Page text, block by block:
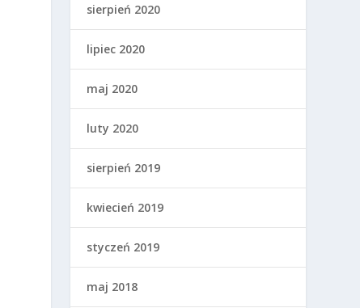
sierpień 2020
lipiec 2020
maj 2020
luty 2020
sierpień 2019
kwiecień 2019
styczeń 2019
maj 2018